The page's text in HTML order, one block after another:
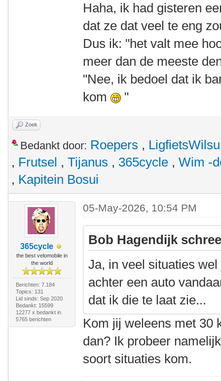
Haha, ik had gisteren
dat ze dat veel te eng
Dus ik: "het valt mee
meer dan de meeste
"Nee, ik bedoel dat ik
kom
"
Zoek
Bedankt door: Roepers ,
, Frutsel , Tijanus , 365cycle , Wim -
, Kapitein Bosui
365cycle
the best velomobile in
the world
Berichten: 7.184
Topics: 131
Lid sinds: Sep 2020
Bedankt: 15599
12277 x bedankt in
5765 berichten
05-May-2026, 10:54 PM
Bob Hagendijk
Ja, in veel situaties
achter een auto
dat ik die te laat zie...
Kom jij weleens met 30
dan? Ik probeer
soort situaties kom.